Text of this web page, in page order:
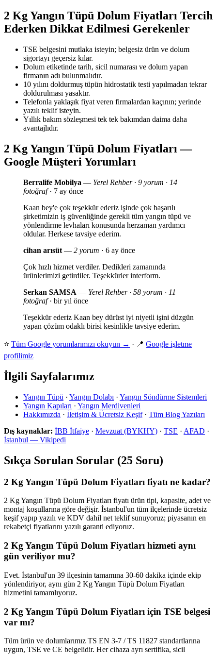
2 Kg Yangın Tüpü Dolum Fiyatları Tercih
Ederken Dikkat Edilmesi Gerekenler
TSE belgesini mutlaka isteyin; belgesiz ürün ve dolum
sigortayı geçersiz kılar.
Dolum etiketinde tarih, sicil numarası ve dolum yapan
firmanın adı bulunmalıdır.
10 yılını doldurmuş tüpün hidrostatik testi yapılmadan tekrar
doldurulması yasaktır.
Telefonla yaklaşık fiyat veren firmalardan kaçının; yerinde
yazılı teklif isteyin.
Yıllık bakım sözleşmesi tek tek bakımdan daima daha
avantajlıdır.
2 Kg Yangın Tüpü Dolum Fiyatları —
Google Müşteri Yorumları
Berralife Mobilya — Yerel Rehber · 9 yorum · 14
fotoğraf· 7 ay önce
Kaan bey'e çok teşekkür ederiz işinde çok başarılı
şirketimizin iş güvenliğinde gerekli tüm yangın tüpü ve
yönlendirme levhaları konusunda herzaman yardımcı
oldular. Herkese tavsiye ederim.
cihan arısüt — 2 yorum · 6 ay önce
Çok hızlı hizmet verdiler. Dedikleri zamanında
ürünlerimizi getirdiler. Teşekkürler interform.
Serkan SAMSA — Yerel Rehber · 58 yorum · 11
fotoğraf· bir yıl önce
Teşekkür ederiz Kaan bey dürüst iyi niyetli işini düzgün
yapan çözüm odaklı birisi kesinlikle tavsiye ederim.
⭐ Tüm Google yorumlarımızı okuyun → · 📍 Google işletme
profilimiz
İlgili Sayfalarımız
Yangın Tüpü · Yangın Dolabı · Yangın Söndürme Sistemleri
Yangın Kapıları · Yangın Merdivenleri
Hakkımızda · İletişim & Ücretsiz Keşif· Tüm Blog Yazıları
Dış kaynaklar: İBB İtfaiye · Mevzuat (BYKHY) · TSE · AFAD ·
İstanbul — Vikipedi
Sıkça Sorulan Sorular (25 Soru)
2 Kg Yangın Tüpü Dolum Fiyatları fiyatı ne kadar?
2 Kg Yangın Tüpü Dolum Fiyatları fiyatı ürün tipi, kapasite, adet ve
montaj koşullarına göre değişir. İstanbul'un tüm ilçelerinde ücretsiz
keşif yapıp yazılı ve KDV dahil net teklif sunuyoruz; piyasanın en
rekabetçi fiyatlarını yazılı garanti ediyoruz.
2 Kg Yangın Tüpü Dolum Fiyatları hizmeti aynı
gün veriliyor mu?
Evet. İstanbul'un 39 ilçesinin tamamına 30-60 dakika içinde ekip
yönlendiriyor, aynı gün 2 Kg Yangın Tüpü Dolum Fiyatları
hizmetini tamamlıyoruz.
2 Kg Yangın Tüpü Dolum Fiyatları için TSE belgesi
var mı?
Tüm ürün ve dolumlarımız TS EN 3-7 / TS 11827 standartlarına
uygun, TSE ve CE belgelidir. Her cihaza ayrı sertifika, sicil